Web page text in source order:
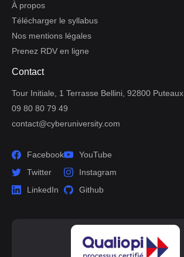
À propos
Télécharger le syllabus
Nos mentions légales
Prenez RDV en ligne
Contact
Tour Initiale, 1 Terrasse Bellini, 92800 Puteaux
09 80 80 79 49
contact@cyberuniversity.com
Facebook
Twitter
LinkedIn
YouTube
Instagram
Github